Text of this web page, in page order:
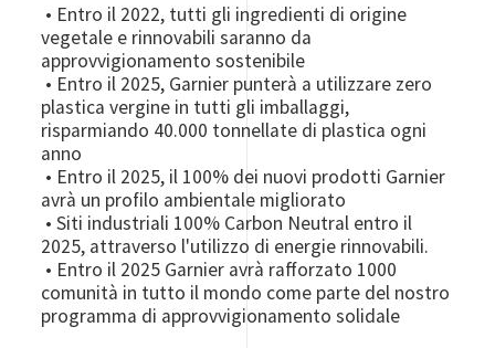
• Entro il 2022, tutti gli ingredienti di origine
vegetale e rinnovabili saranno da
approvvigionamento sostenibile
• Entro il 2025, Garnier punterà a utilizzare zero
plastica vergine in tutti gli imballaggi,
risparmiando 40.000 tonnellate di plastica ogni
anno
• Entro il 2025, il 100% dei nuovi prodotti Garnier
avrà un profilo ambientale migliorato
• Siti industriali 100% Carbon Neutral entro il
2025, attraverso l'utilizzo di energie rinnovabili.
• Entro il 2025 Garnier avrà rafforzato 1000
comunità in tutto il mondo come parte del nostro
programma di approvvigionamento solidale